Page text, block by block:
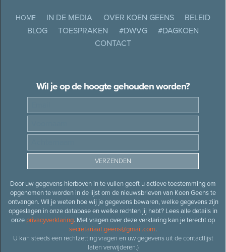
HOME IN DE MEDIA OVER KOEN GEENS
BELEID
BLOG
TOESPRAKEN #DWVG
#DAGKOEN
CONTACT
Wil je op de hoogte gehouden worden?
Door uw gegevens hierboven in te vullen geeft u actieve toestemming om
opgenomen te worden in de lijst om de nieuwsbrieven van Koen Geens te
ontvangen. Wil je weten hoe wij je gegevens bewaren, welke gegevens zijn
opgeslagen in onze database en welke rechten jij hebt? Lees alle details in
onze privacyverklaring. Met vragen over deze verklaring kan je terecht op
secretariaat.geens@gmail.com.
U kan steeds een rechtzetting vragen en uw gegevens uit de contactlijst
laten verwijderen.)